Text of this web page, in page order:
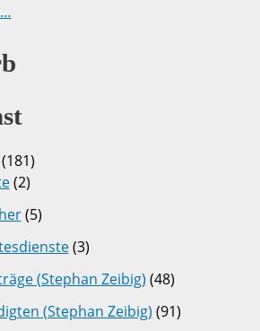
(181)
(2)
(5)
(3)
(Stephan Zeibig) (48)
(Stephan Zeibig) (91)